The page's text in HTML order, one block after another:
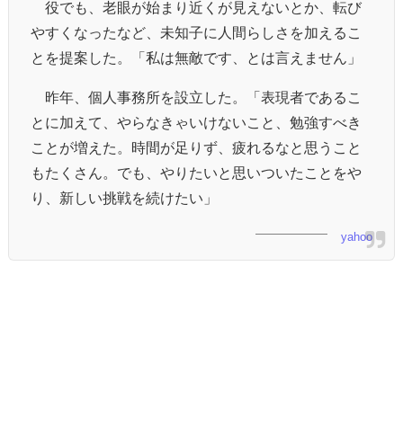
役でも、老眼が始まり近くが見えないとか、転び
やすくなったなど、未知子に人間らしさを加えるこ
とを提案した。「私は無敵です、とは言えません」
昨年、個人事務所を設立した。「表現者であるこ
とに加えて、やらなきゃいけないこと、勉強すべき
ことが増えた。時間が足りず、疲れるなと思うこと
もたくさん。でも、やりたいと思いついたことをや
り、新しい挑戦を続けたい」
yahoo